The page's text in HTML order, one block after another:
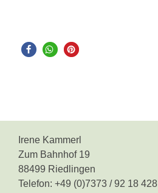
Irene Kammerl
Zum Bahnhof 19
88499 Riedlingen
Telefon: +49 (0)7373 / 92 18 428